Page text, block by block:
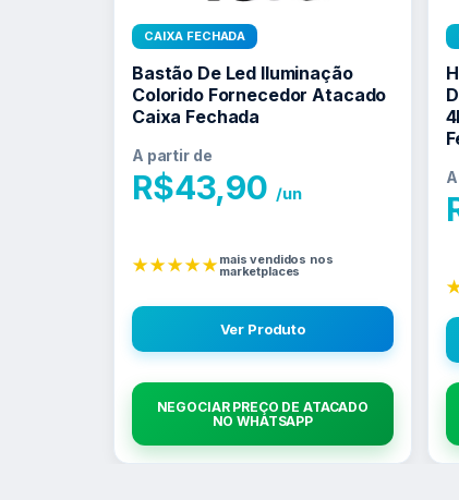
CAIXA FECHADA
Bastão De Led Iluminação
Colorido Fornecedor Atacado
Caixa Fechada
A partir de
R$43,90 /un
★★★★★mais vendidos nos
marketplaces
Ver Produto
NEGOCIAR PREÇO DE ATACADO
NO WHATSAPP